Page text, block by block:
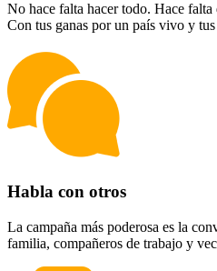
No hace falta hacer todo. Hace
Con tus ganas por un país vivo y tus
Habla con otros
La campaña más poderosa es la
familia, compañeros de trabajo y